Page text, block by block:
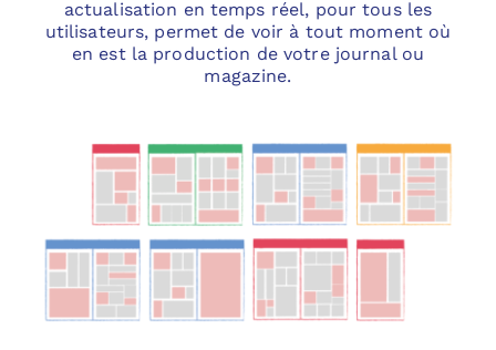
actualisation en temps réel, pour tous les
utilisateurs, permet de voir à tout moment où
en est la production de votre journal ou
magazine.